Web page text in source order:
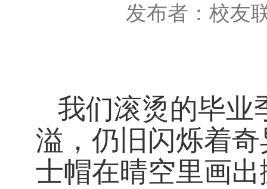
发布者：校友
我们滚烫的毕业
溢，仍旧闪烁着
士帽在晴空里画